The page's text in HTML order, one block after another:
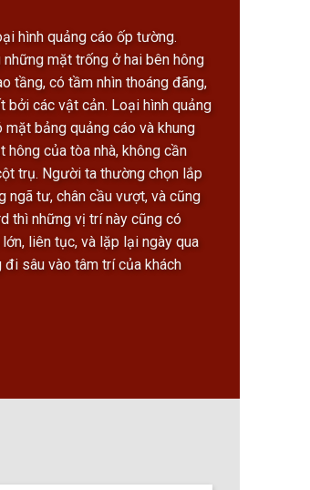
hình quảng cáo ốp tường.
mặt trống ở hai bên hông
tầng, có tầm nhìn thoáng đãng,
bởi các vật cản. Loại hình quảng
mặt bảng quảng cáo và khung
hông của tòa nhà, không cần
trụ. Người ta thường chọn lắp
ngã tư, chân cầu vượt, và cũng
thì những vị trí này cũng có
liên tục, và lặp lại ngày qua
đi sâu vào tâm trí của khách